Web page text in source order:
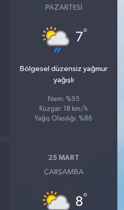
PAZARTESI
7°
Bölgesel düzensiz yağmur
yağışlı
Nem: %95
Rüzgar: 18 km/h
Yağış Olasılığı: %86
25 MART
ÇARŞAMBA
8°